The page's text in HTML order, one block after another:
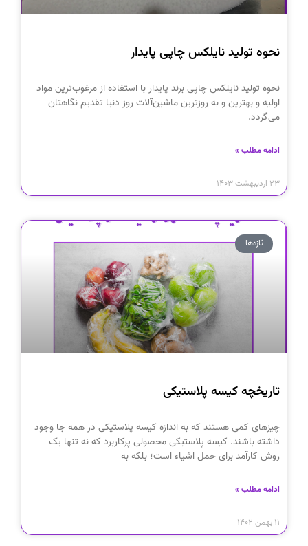
نحوه تولید نایلکس چاپی پایدار
نحوه تولید نایلکس چاپی برند پایدار با استفاده از مرغوب‌ترین مواد
اولیه و بهترین و به روزترین ماشین‌آلات روز دنیا تقدیم نگاهتان
می‌گردد.
ادامه مطلب »
۲۳ اردیبهشت ۱۴۰۳
تازه‌ها
تاریخچه کیسه‌ پلاستیکی
چیزهای کمی هستند که به اندازه کیسه پلاستیکی در همه جا وجود
داشته باشند. کیسه پلاستیکی محصولی پرکاربرد که نه تنها یک
روش کارآمد برای حمل اشیاء است؛ بلکه به
ادامه مطلب »
۱۱ بهمن ۱۴۰۲